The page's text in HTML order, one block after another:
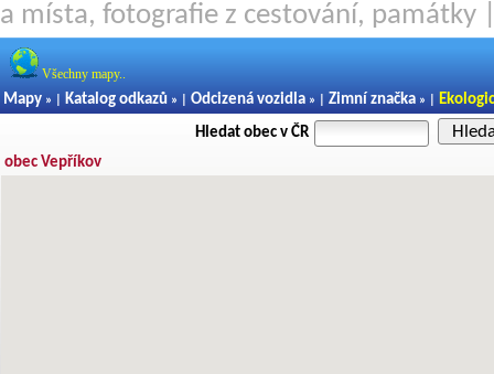
a místa, fotografie z cestování, památky
Všechny mapy..
Mapy » | Katalog odkazů » | Odcizená vozidla » | Zimní značka » |
Hledat obec v ČR
obec Vepříkov